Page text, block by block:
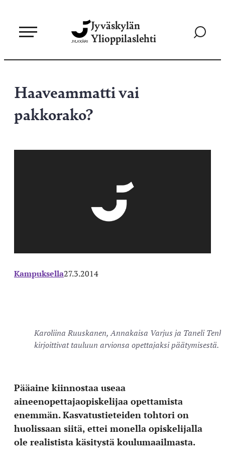
sisältöön
Jyväskylän
Ylioppilaslehti
Siirry
Haaveammatti vai
pakkorako?
Kampuksella27.3.2014
Karoliina Ruuskanen, Annakaisa Varjus ja Taneli
kirjoittivat tauluun arvionsa opettajaksi päätymisestä.
Pääaine kiinnostaa useaa
aineenopettajaopiskelijaa opettamista
enemmän. Kasvatustieteiden tohtori on
huolissaan siitä, ettei monella opiskelijalla
ole realistista käsitystä koulumaailmasta.